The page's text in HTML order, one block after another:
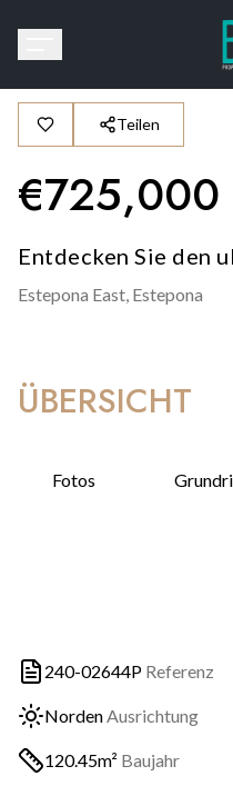
Teilen
€725,000
Entdecken Sie den
Estepona East, Estepona
ÜBERSICHT
Fotos
240-02644P Referenz
NordenAusrichtung
120.45m² Baujahr